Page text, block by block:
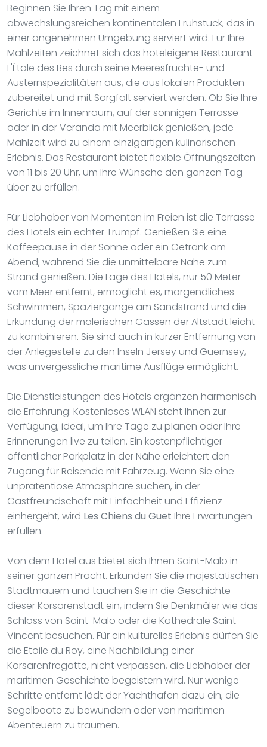
Beginnen Sie Ihren Tag mit einem
abwechslungsreichen kontinentalen Frühstück, das in
einer angenehmen Umgebung serviert wird. Für Ihre
Mahlzeiten zeichnet sich das hoteleigene Restaurant
L'Étale des Bes durch seine Meeresfrüchte- und
Austernspezialitäten aus, die aus lokalen Produkten
zubereitet und mit Sorgfalt serviert werden. Ob Sie Ihre
Gerichte im Innenraum, auf der sonnigen Terrasse
oder in der Veranda mit Meerblick genießen, jede
Mahlzeit wird zu einem einzigartigen kulinarischen
Erlebnis. Das Restaurant bietet flexible Öffnungszeiten
von 11 bis 20 Uhr, um Ihre Wünsche den ganzen Tag
über zu erfüllen.
Für Liebhaber von Momenten im Freien ist die Terrasse
des Hotels ein echter Trumpf. Genießen Sie eine
Kaffeepause in der Sonne oder ein Getränk am
Abend, während Sie die unmittelbare Nähe zum
Strand genießen. Die Lage des Hotels, nur 50 Meter
vom Meer entfernt, ermöglicht es, morgendliches
Schwimmen, Spaziergänge am Sandstrand und die
Erkundung der malerischen Gassen der Altstadt leicht
zu kombinieren. Sie sind auch in kurzer Entfernung von
der Anlegestelle zu den Inseln Jersey und Guernsey,
was unvergessliche maritime Ausflüge ermöglicht.
Die Dienstleistungen des Hotels ergänzen harmonisch
die Erfahrung: Kostenloses WLAN steht Ihnen zur
Verfügung, ideal, um Ihre Tage zu planen oder Ihre
Erinnerungen live zu teilen. Ein kostenpflichtiger
öffentlicher Parkplatz in der Nähe erleichtert den
Zugang für Reisende mit Fahrzeug. Wenn Sie eine
unprätentiöse Atmosphäre suchen, in der
Gastfreundschaft mit Einfachheit und Effizienz
einhergeht, wird Les Chiens du Guet Ihre Erwartungen
erfüllen.
Von dem Hotel aus bietet sich Ihnen Saint-Malo in
seiner ganzen Pracht. Erkunden Sie die majestätischen
Stadtmauern und tauchen Sie in die Geschichte
dieser Korsarenstadt ein, indem Sie Denkmäler wie das
Schloss von Saint-Malo oder die Kathedrale Saint-
Vincent besuchen. Für ein kulturelles Erlebnis dürfen Sie
die Etoile du Roy, eine Nachbildung einer
Korsarenfregatte, nicht verpassen, die Liebhaber der
maritimen Geschichte begeistern wird. Nur wenige
Schritte entfernt lädt der Yachthafen dazu ein, die
Segelboote zu bewundern oder von maritimen
Abenteuern zu träumen.